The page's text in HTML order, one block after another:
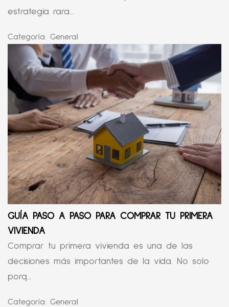
estrategia rara...
Categoría: General
GUÍA PASO A PASO PARA COMPRAR TU PRIMERA
VIVIENDA
Comprar tu primera vivienda es una de las
decisiones más importantes de la vida. No solo
porq...
Categoría: General